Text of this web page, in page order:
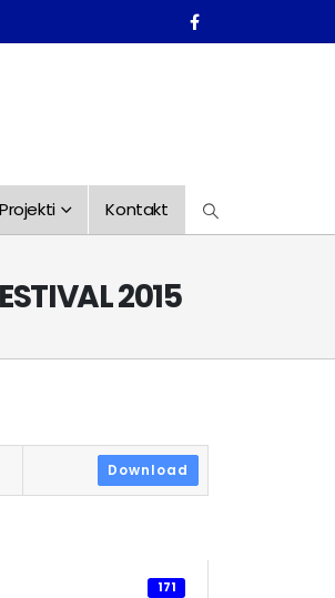
Projekti Kontakt
2015
Download
171